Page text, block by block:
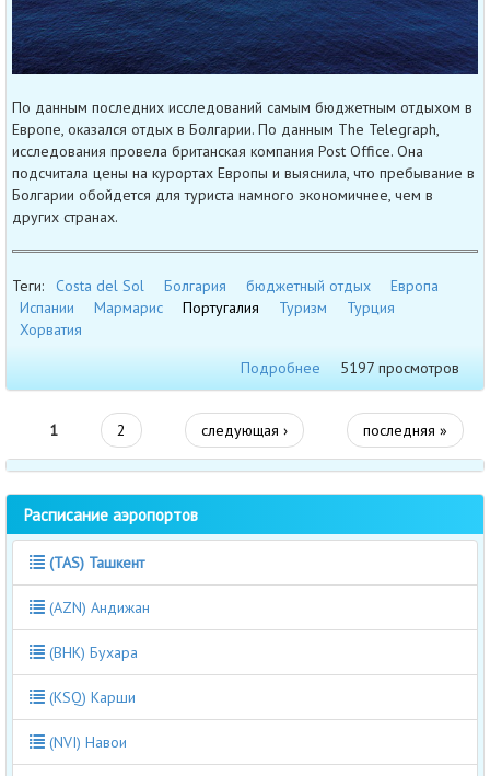
По данным последних исследований самым бюджетным отдыхом в
Европе, оказался отдых в Болгарии. По данным The Telegraph,
исследования провела британская компания Post Office. Она
подсчитала цены на курортах Европы и выяснила, что пребывание в
Болгарии обойдется для туриста намного экономичнее, чем в
других странах.
Теги: Costa del Sol Болгария бюджетный отдых
Европа
Испании
Мармарис Португалия Туризм
Турция
Хорватия
Подробнее
5197 просмотров
1 2 следующая › последняя »
Расписание аэропортов
(TAS) Ташкент
(AZN) Андижан
(BHK) Бухара
(KSQ) Карши
(NVI) Навои